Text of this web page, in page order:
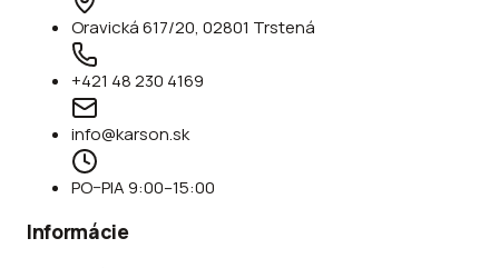
Oravická 617/20, 02801 Trstená
+421 48 230 4169
info@karson.sk
PO–PIA 9:00–15:00
Informácie